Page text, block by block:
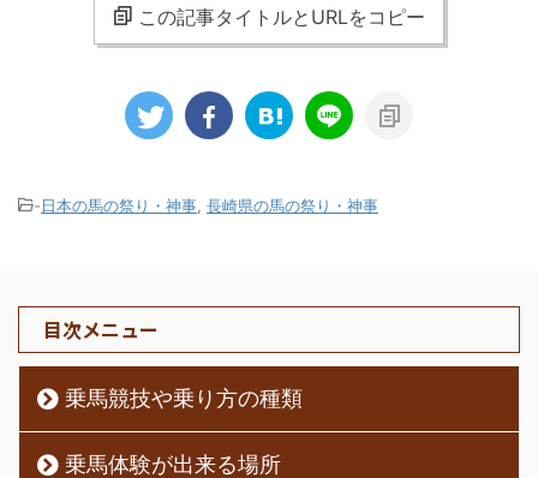
この記事タイトルとURLをコピー
-日本の馬の祭り・神事 長崎県の馬の祭り・神事
目次メニュー
乗馬競技や乗り方の種類
乗馬体験が出来る場所